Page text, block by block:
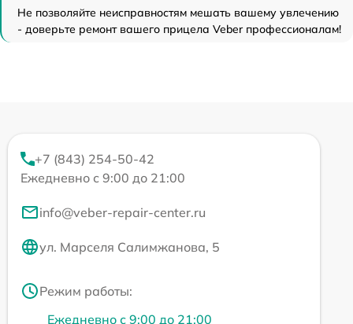
Не позволяйте неисправностям мешать вашему увлечению
- доверьте ремонт вашего прицела Veber профессионалам!
+7 (843) 254-50-42
Ежедневно с 9:00 до 21:00
info@veber-repair-center.ru
ул. Марселя Салимжанова, 5
Режим работы:
Ежедневно с 9:00 до 21:00